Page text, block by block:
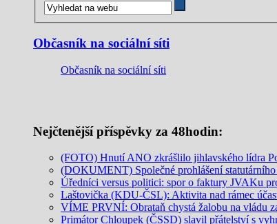
Občasník na sociální síti
Občasník na sociální síti
Nejčtenější příspěvky za 48hodin:
(FOTO) Hnutí ANO zkrášlilo jihlavského lídra
(DOKUMENT) Společné prohlášení statutárního
Úředníci versus politici: spor o faktury JVAKu
Laštovička (KDU-ČSL): Aktivita nad rámec
VÍME PRVNÍ: Obrataň chystá žalobu na vládu
Primátor Chloupek (ČSSD) slavil přátelství s